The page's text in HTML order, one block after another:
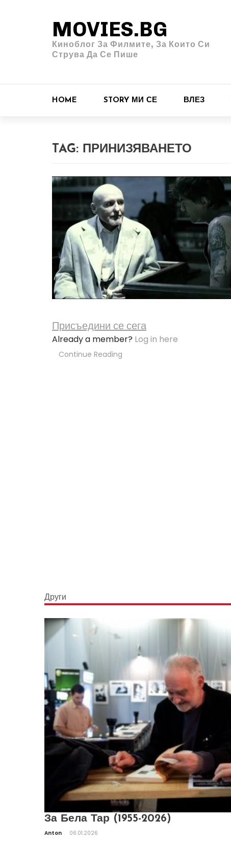
MOVIES.BG
Киноблог За Филмите, За Които Си
Струва Да Се Пише
HOME STORY МИ СЕ ВЛЕЗ
TAG: ПРИНИЗЯВАНЕТО
Присъедини се сега
Already a member? Log in here
Continue Reading
Други
За Бела Тар (1955-2026)
Anton 06.01.2026